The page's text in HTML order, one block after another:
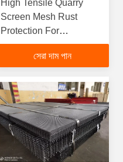
High Tensile Quarry
Screen Mesh Rust
Protection For
Aggregate And Mining
সেরা দাম পান